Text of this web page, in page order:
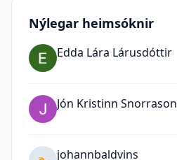
Nýlegar heimsóknir
Edda Lára Lárusdóttir
Jón Kristinn Snorrason
johannbaldvins